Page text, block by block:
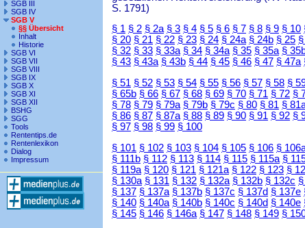
SGB III
SGB IV
SGB V
§§ Übersicht
Inhalt
Historie
SGB VI
SGB VII
SGB VIII
SGB IX
SGB X
SGB XI
SGB XII
BSHG
SGG
Tools
Rententips.de
Rentenlexikon
Dialog
Impressum
S. 1791)
§ 1 § 2 § 2a § 3 § 4 § 5 § 6 § 7 § 8 § 9 § 10
§ 20 § 21 § 22 § 23 § 24 § 24a § 24b § 25
§ 32 § 33 § 33a § 34 § 34a § 35 § 35a §
§ 43 § 43a § 43b § 44 § 45 § 46 § 47 § 47a
§ 51 § 52 § 53 § 54 § 55 § 56 § 57 § 58 §
§ 65b § 66 § 67 § 68 § 69 § 70 § 71 § 72 §
§ 78 § 79 § 79a § 79b § 79c § 80 § 81 §
§ 86 § 87 § 87a § 88 § 89 § 90 § 91 § 92 §
§ 97 § 98 § 99 § 100
§ 101 § 102 § 103 § 104 § 105 § 106 §
§ 111b § 112 § 113 § 114 § 115 § 115a §
§ 119a § 120 § 121 § 121a § 122 § 123 §
§ 130a § 131 § 132 § 132a § 132b § 132c
§ 137 § 137a § 137b § 137c § 137d § 137e
§ 140 § 140a § 140b § 140c § 140d § 140e
§ 145 § 146 § 146a § 147 § 148 § 149 §